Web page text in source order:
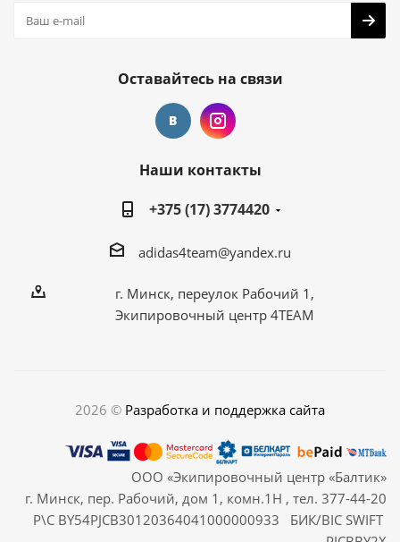
Оставайтесь на связи
Наши контакты
+375 (17) 3774420
adidas4team@yandex.ru
г. Минск, переулок Рабочий 1,
Экипировочный центр 4TEAM
2026 © Разработка и поддержка сайта
ООО «Экипировочный центр «Балтик»
г. Минск, пер. Рабочий, дом 1, комн.1Н , тел. 377-44-20
Р\С BY54PJCB30120364041000000933 БИК/BIC SWIFT